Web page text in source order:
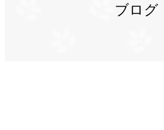
ブログ